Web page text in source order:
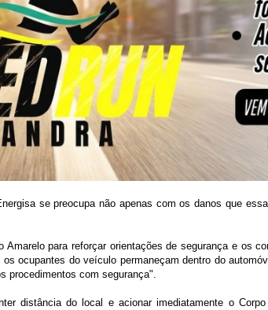
se preocupa não apenas com os danos que
para reforçar orientações de segurança e os
ocupantes do veículo permaneçam dentro do
procedimentos com segurança".
distância do local e acionar imediatamente o